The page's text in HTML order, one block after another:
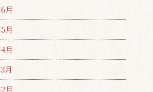
月
月
月
月
月